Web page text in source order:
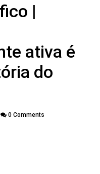
|
ativa é
do
0 Comments